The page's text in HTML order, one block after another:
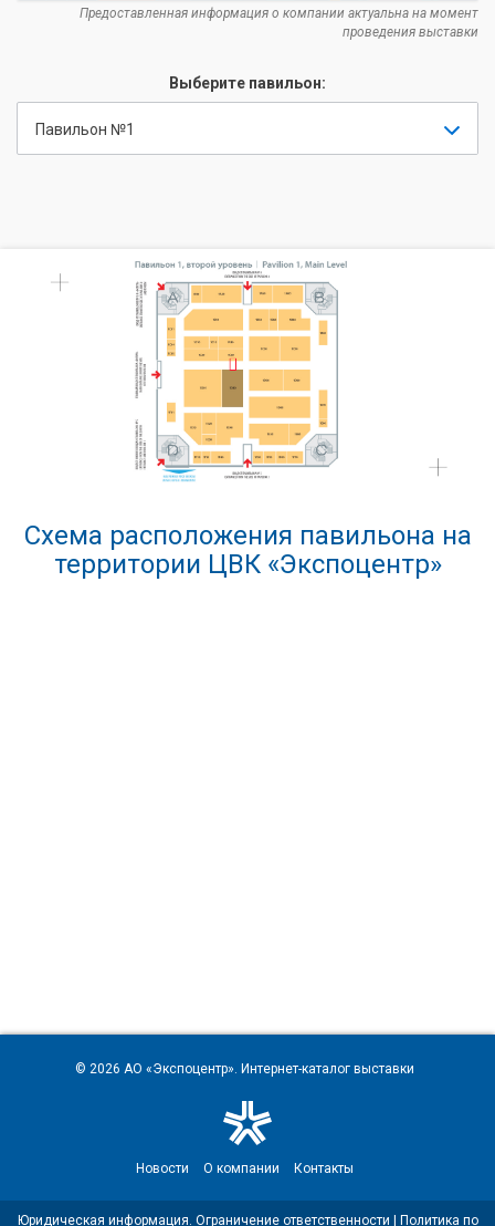
Предоставленная информация о компании актуальна на момент
проведения выставки
Выберите павильон:
Павильон №1
Схема расположения павильона на
территории ЦВК «Экспоцентр»
© 2026 АО «Экспоцентр». Интернет-каталог выставки
Новости О компании Контакты
Юридическая информация. Ограничение ответственности Политика по